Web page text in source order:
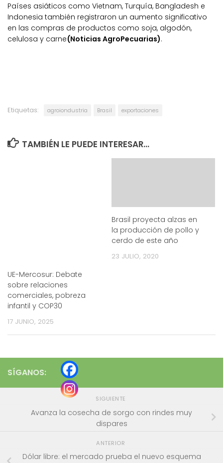
Países asiáticos como Vietnam, Turquía, Bangladesh e
Indonesia también registraron un aumento significativo
en las compras de productos como soja, algodón,
celulosa y carne(Noticias AgroPecuarias).
Etiquetas: agroiondustria Brasil exportaciones
TAMBIÉN LE PUEDE INTERESAR...
UE-Mercosur: Debate
sobre relaciones
comerciales, pobreza
infantil y COP30
17 JUNIO, 2025
Brasil proyecta alzas en
la producción de pollo y
cerdo de este año
23 JULIO, 2020
SÍGANOS:
SIGUIENTE
Avanza la cosecha de sorgo con rindes muy
dispares
ANTERIOR
Dólar libre: el mercado prueba el nuevo esquema